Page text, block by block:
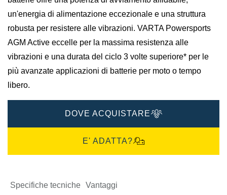
un'energia di alimentazione eccezionale e una struttura
robusta per resistere alle vibrazioni. VARTA Powersports
AGM Active eccelle per la massima resistenza alle
vibrazioni e una durata del ciclo 3 volte superiore* per le
più avanzate applicazioni di batterie per moto o tempo
libero.
DOVE ACQUISTARE
E' ADATTA?
Specifiche tecniche Vantaggi